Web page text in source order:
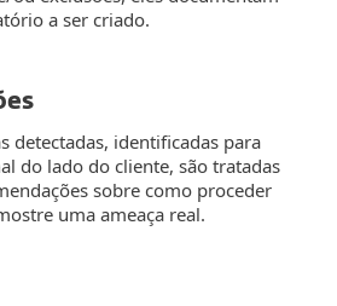
a ser criado.
detectadas, identificadas para
do lado do cliente, são tratadas
sobre como proceder
uma ameaça real.